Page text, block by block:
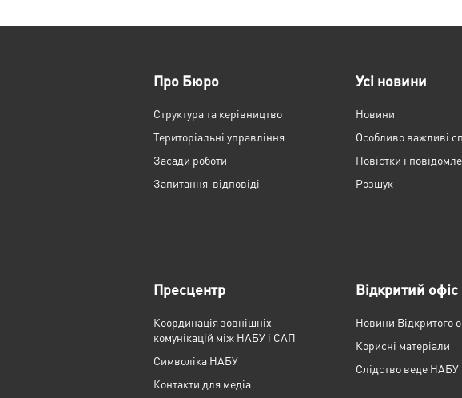
Про Бюро
Структура та керівництво
Територіальні управління
Засади роботи
Запитання-відповіді
Усі новини
Новини
Особливо важливі
Повістки і
Розшук
Пресцентр
Координація зовнішніх
комунікацій між НАБУ і САП
Cимволіка НАБУ
Контакти для медіа
Відкритий офіс
Новини Відкритого
Корисні матеріали
Слідство веде НАБУ